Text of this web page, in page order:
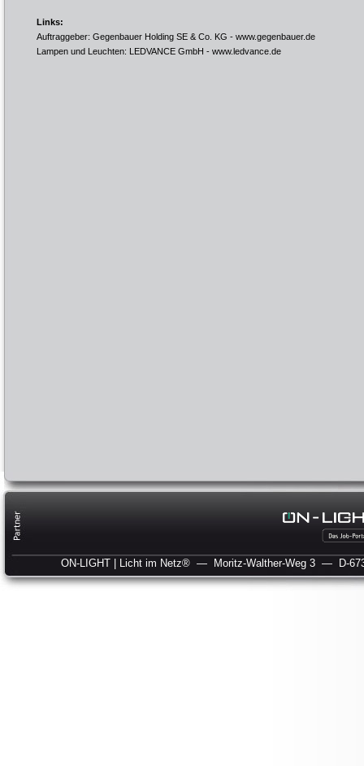
Links:
Auftraggeber: Gegenbauer Holding SE & Co. KG - www.gegenbauer.de
Lampen und Leuchten: LEDVANCE GmbH - www.ledvance.de
ON-LIGHT | Licht im Netz® — Moritz-Walther-Weg 3 — D-